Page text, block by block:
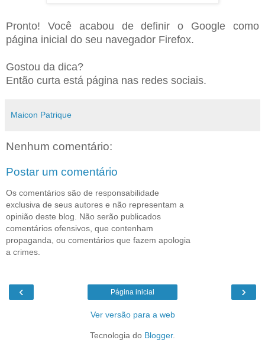
Pronto! Você acabou de definir o Google como
página inicial do seu navegador Firefox.
Gostou da dica?
Então curta está página nas redes sociais.
Maicon Patrique
Nenhum comentário:
Postar um comentário
Os comentários são de responsabilidade
exclusiva de seus autores e não representam a
opinião deste blog. Não serão publicados
comentários ofensivos, que contenham
propaganda, ou comentários que fazem apologia
a crimes.
‹ ›
Página inicial
Ver versão para a web
Tecnologia do Blogger.